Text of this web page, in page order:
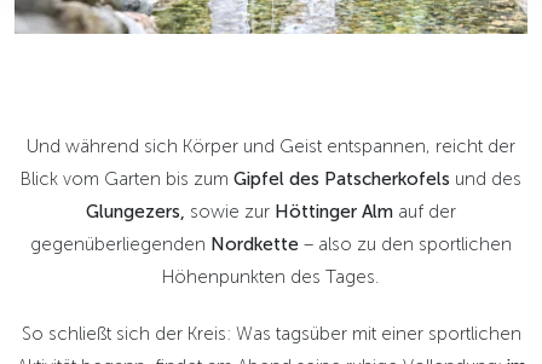
Und während sich Körper und Geist entspannen, reicht der
Blick vom Garten bis zum Gipfel des Patscherkofels und des
Glungezers, sowie zur Höttinger Alm auf der
gegenüberliegenden Nordkette – also zu den sportlichen
Höhenpunkten des Tages.
So schließt sich der Kreis: Was tagsüber mit einer sportlichen